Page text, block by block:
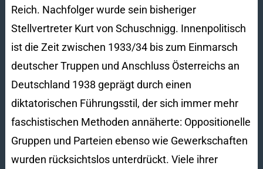
Reich. Nachfolger wurde sein bisheriger
Stellvertreter Kurt von Schuschnigg. Innenpolitisch
ist die Zeit zwischen 1933/34 bis zum Einmarsch
deutscher Truppen und Anschluss Österreichs an
Deutschland 1938 geprägt durch einen
diktatorischen Führungsstil, der sich immer mehr
faschistischen Methoden annäherte: Oppositionelle
Gruppen und Parteien ebenso wie Gewerkschaften
wurden rücksichtslos unterdrückt. Viele ihrer